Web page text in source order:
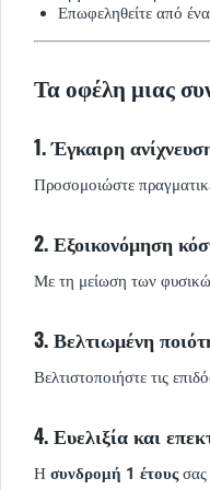
Επωφεληθείτε από
Τα οφέλη μιας
1. Έγκαιρη
Προσομοιώστε
2. Εξοικονόμηση
Με τη μείωση των
3. Βελτιωμένη
Βελτιστοποιήστε τις
4. Ευελιξία και
Η συνδρομή 1 έτουςσας